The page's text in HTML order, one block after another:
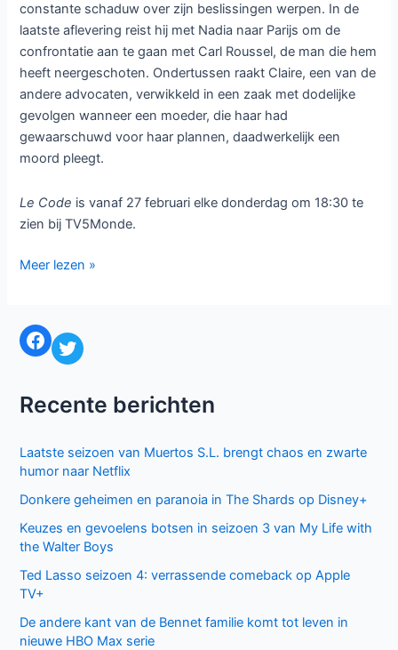
constante schaduw over zijn beslissingen werpen. In de
laatste aflevering reist hij met Nadia naar Parijs om de
confrontatie aan te gaan met Carl Roussel, de man die hem
heeft neergeschoten. Ondertussen raakt Claire, een van de
andere advocaten, verwikkeld in een zaak met dodelijke
gevolgen wanneer een moeder, die haar had
gewaarschuwd voor haar plannen, daadwerkelijk een
moord pleegt.
Le Code is vanaf 27 februari elke donderdag om 18:30 te
zien bij TV5Monde.
Franse
Code
vanaf
op
Meer lezen »
Facebook Twitter
Recente berichten
Laatste seizoen van Muertos S.L. brengt chaos en zwarte
humor naar Netflix
Donkere geheimen en paranoia in The Shards op Disney+
Keuzes en gevoelens botsen in seizoen 3 van My Life with
the Walter Boys
Ted Lasso seizoen 4: verrassende comeback op Apple
TV+
De andere kant van de Bennet familie komt tot leven in
nieuwe HBO Max serie